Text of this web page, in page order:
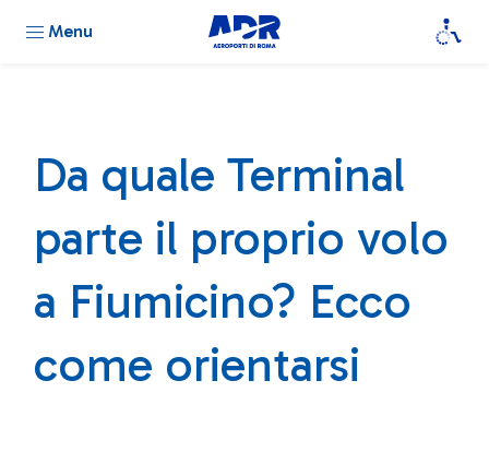
Menu
Da quale Terminal
parte il proprio volo
a Fiumicino? Ecco
come orientarsi